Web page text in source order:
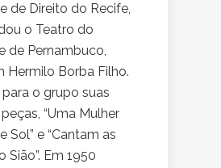
de Direito do Recife,
o Teatro do
de Pernambuco,
Hermilo Borba Filho.
para o grupo suas
“Uma Mulher
Sol” e “Cantam as
Sião”. Em 1950